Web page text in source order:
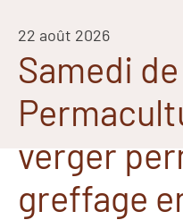
22 août 2026
Samedi
verger
greffage